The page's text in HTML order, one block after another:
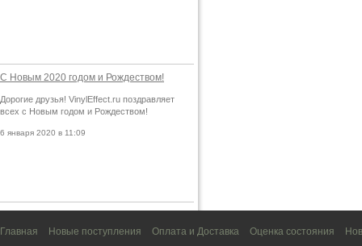
С Новым 2020 годом и Рождеством!
Дорогие друзья! VinylEffect.ru поздравляет
всех с Новым годом и Рождеством!
6 января 2020 в 11:09
Главная Новые поступления Оплата и Доставка Оценка состояния